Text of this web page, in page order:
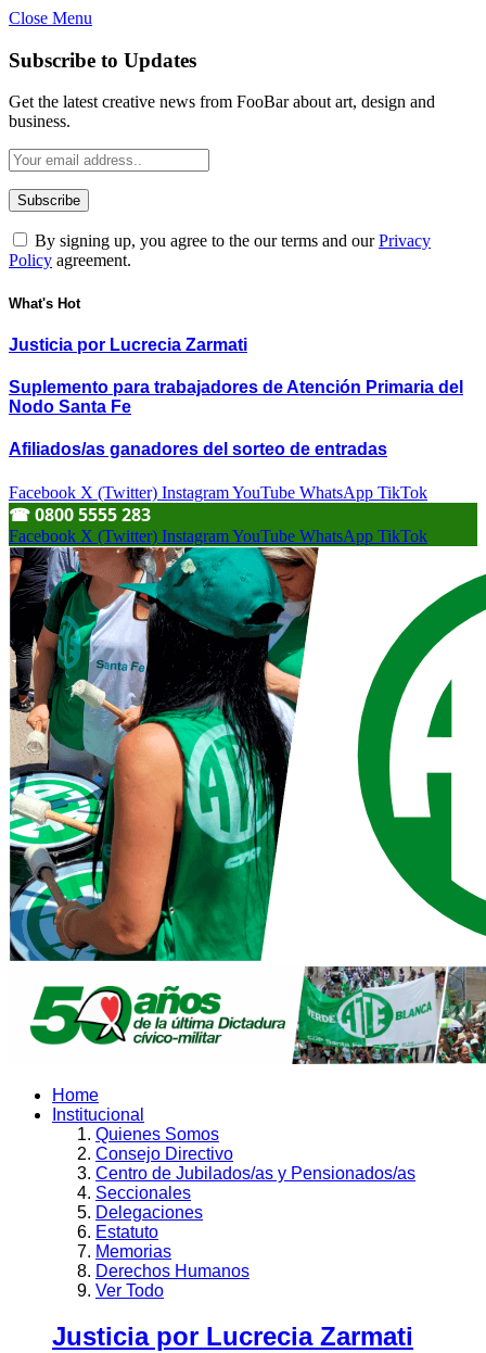
Close Menu
Subscribe to Updates
Get the latest creative news from FooBar about art, design and
business.
By signing up, you agree to the our terms and ourPrivacy
Policy agreement.
What's Hot
Justicia por Lucrecia Zarmati
Suplemento para trabajadores de Atención Primaria del
Nodo Santa Fe
Afiliados/as ganadores del sorteo de entradas
Facebook X (Twitter) InstagramYouTube WhatsApp TikTok
☎︎ 0800 5555 283
Facebook X (Twitter) InstagramYouTube WhatsApp TikTok
Home
Institucional
Quienes Somos
Consejo Directivo
Centro de Jubilados/as y Pensionados/as
Seccionales
Delegaciones
Estatuto
Memorias
Derechos Humanos
Ver Todo
Justicia por Lucrecia Zarmati